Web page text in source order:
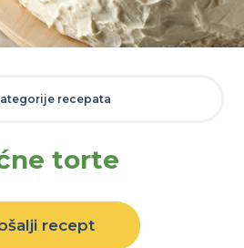
recepata
torte
recept